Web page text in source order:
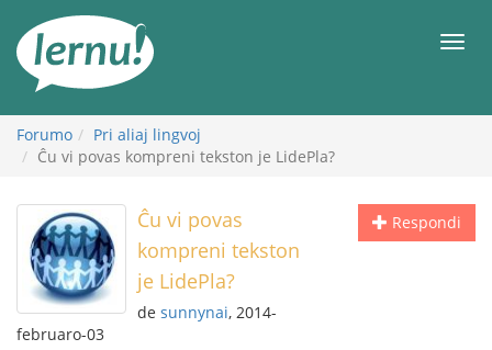
enhavo
Forumo
Pri aliaj lingvoj
Ĉu vi povas kompreni tekston je LidePla?
Respondi
Ĉu vi povas
kompreni tekston
je LidePla?
de sunnynai, 2014-
februaro-03